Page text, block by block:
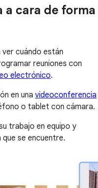
a cara de forma
cuándo están
reuniones con
electrónico.
en una videoconferencia
o tablet con cámara.
trabajo en equipo y
se encuentre.